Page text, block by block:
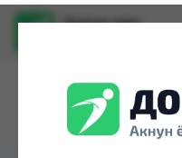
Доруи ман